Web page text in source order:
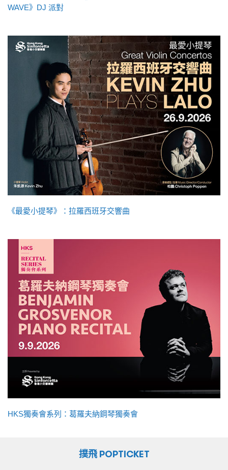
WAVE》DJ 派對
《最愛小提琴》：拉羅西班牙交響曲
HKS獨奏會系列：葛羅夫納鋼琴獨奏會
撲飛 POPTICKET